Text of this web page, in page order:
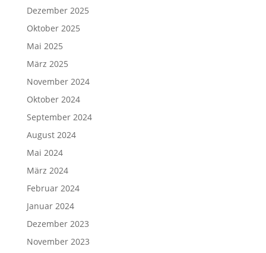
Dezember 2025
Oktober 2025
Mai 2025
März 2025
November 2024
Oktober 2024
September 2024
August 2024
Mai 2024
März 2024
Februar 2024
Januar 2024
Dezember 2023
November 2023